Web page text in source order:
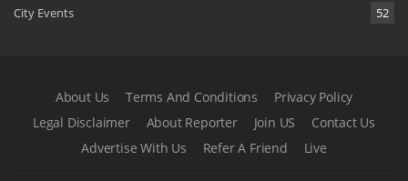
City Events 52
About Us Terms And Conditions
Privacy Policy
Legal Disclaimer
About Reporter Join US
Contact Us
Advertise With Us
Refer A Friend Live